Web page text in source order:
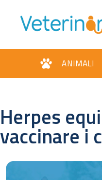
ANIMALI
Herpes
vaccinare i